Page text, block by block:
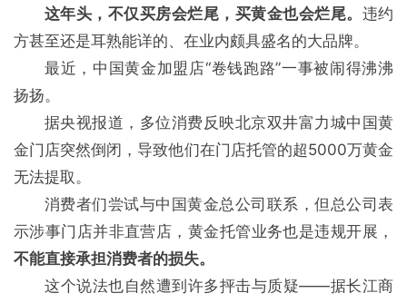
这年头，不仅买房会烂尾，买黄金也会烂尾。 违约
方甚至还是耳熟能详的、在业内颇具盛名的大品牌。
最近，中国黄金加盟店“卷钱跑路”一事被闹得沸沸
扬扬。
据央视报道，多位消费反映北京双井富力城中国黄
金门店突然倒闭，导致他们在门店托管的超5000万黄金
无法提取。
消费者们尝试与中国黄金总公司联系，但总公司表
示涉事门店并非直营店，黄金托管业务也是违规开展，
不能直接承担消费者的损失。
这个说法也自然遭到许多抨击与质疑——据长江商